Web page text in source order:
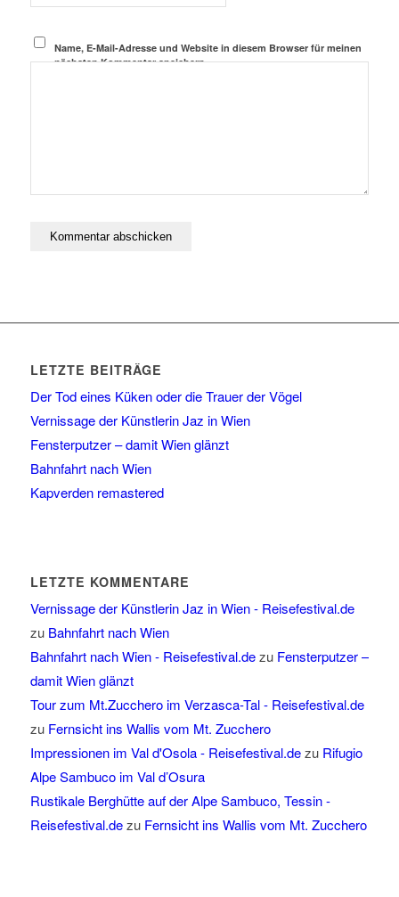
Name, E-Mail-Adresse und Website in diesem Browser für meinen
nächsten Kommentar speichern.
LETZTE BEITRÄGE
Der Tod eines Küken oder die Trauer der Vögel
Vernissage der Künstlerin Jaz in Wien
Fensterputzer – damit Wien glänzt
Bahnfahrt nach Wien
Kapverden remastered
LETZTE KOMMENTARE
Vernissage der Künstlerin Jaz in Wien - Reisefestival.de
zu Bahnfahrt nach Wien
Bahnfahrt nach Wien - Reisefestival.dezu Fensterputzer –
damit Wien glänzt
Tour zum Mt.Zucchero im Verzasca-Tal - Reisefestival.de
zu Fernsicht ins Wallis vom Mt. Zucchero
Impressionen im Val d'Osola - Reisefestival.dezu Rifugio
Alpe Sambuco im Val d’Osura
Rustikale Berghütte auf der Alpe Sambuco, Tessin -
Reisefestival.dezu Fernsicht ins Wallis vom Mt. Zucchero